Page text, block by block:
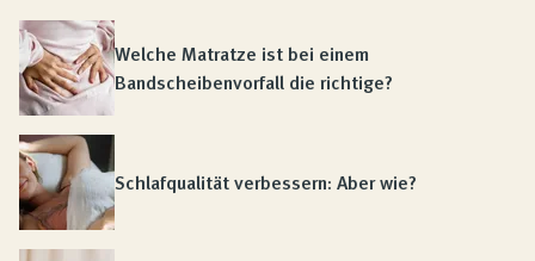
Welche Matratze ist bei einem
Bandscheibenvorfall die richtige?
Schlafqualität verbessern: Aber wie?